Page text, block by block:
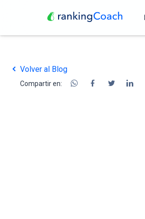
Volver al Blog
Compartir en: